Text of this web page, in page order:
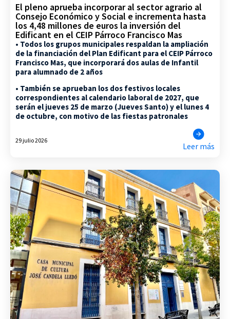
El pleno aprueba incorporar al sector agrario al
Consejo Económico y Social e incrementa hasta
los 4,48 millones de euros la inversión del
Edificant en el CEIP Párroco Francisco Mas
• Todos los grupos municipales respaldan la ampliación
de la financiación del Plan Edificant para el CEIP Párroco
Francisco Mas, que incorporará dos aulas de Infantil
para alumnado de 2 años
• También se aprueban los dos festivos locales
correspondientes al calendario laboral de 2027, que
serán el jueves 25 de marzo (Jueves Santo) y el lunes 4
de octubre, con motivo de las fiestas patronales
29 julio 2026
Leer más